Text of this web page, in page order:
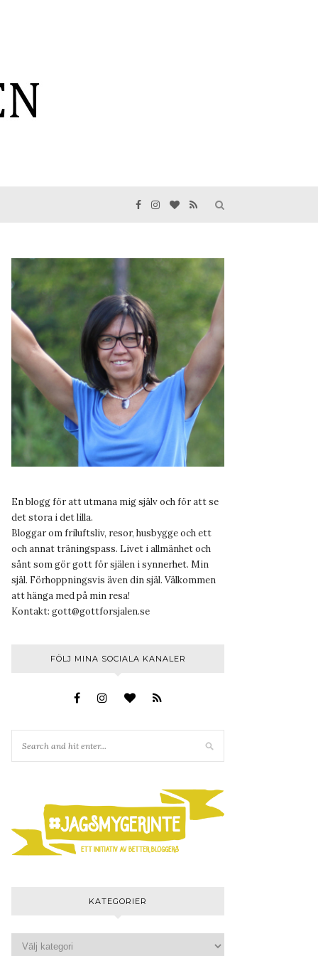
En blogg för att utmana mig själv och för att se
det stora i det lilla.
Bloggar om friluftsliv, resor, husbygge och ett
och annat träningspass. Livet i allmänhet och
sånt som gör gott för själen i synnerhet. Min
själ. Förhoppningsvis även din själ. Välkommen
att hänga med på min resa!
Kontakt: gott@gottforsjalen.se
FÖLJ MINA SOCIALA KANALER
KATEGORIER